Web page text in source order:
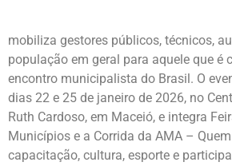
mobiliza gestores públicos, técnicos,
população em geral para aquele que é
encontro municipalista do Brasil. O
dias 22 e 25 de janeiro de 2026, no
Ruth Cardoso, em Maceió, e integra
Municípios e a Corrida da AMA –
capacitação, cultura, esporte e